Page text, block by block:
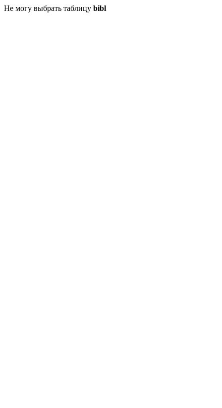
Не могу выбрать таблицу bibl